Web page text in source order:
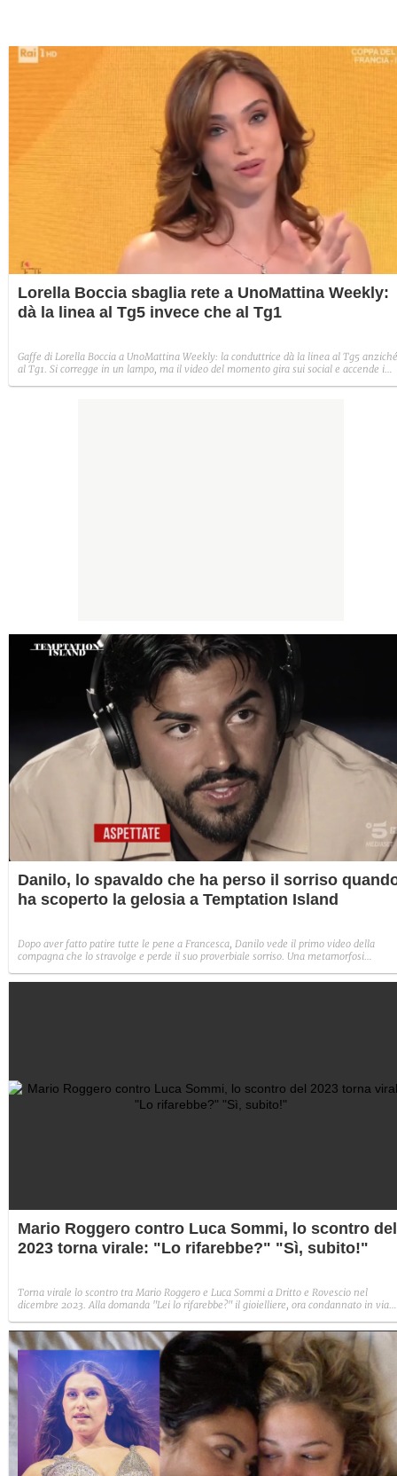
Lorella Boccia sbaglia rete a UnoMattina Weekly:
dà la linea al Tg5 invece che al Tg1
Gaffe di Lorella Boccia a UnoMattina Weekly: la conduttrice dà la linea al Tg5 anziché
al Tg1. Si corregge in un lampo, ma il video del momento gira sui social e accende i
Danilo, lo spavaldo che ha perso il sorriso
ha scoperto la gelosia a Temptation Island
Dopo aver fatto patire tutte le pene a Francesca, Danilo vede il primo video della
compagna che lo stravolge e perde il suo proverbiale sorriso. Una metamorfosi
Mario Roggero contro Luca Sommi, lo scontro del
2023 torna virale: "Lo rifarebbe?" "Sì, subito!"
Torna virale lo scontro tra Mario Roggero e Luca Sommi a Dritto e Rovescio nel
dicembre 2023. Alla domanda "Lei lo rifarebbe?" il gioielliere, ora condannato in via